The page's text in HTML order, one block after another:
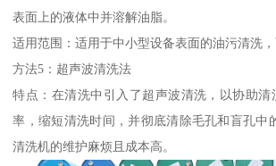
表面上的液体中并溶解油脂。
适用范围：适用于中小型设备表面的油污清洗，
方法5：超声波清洗法
特点：在清洗中引入了超声波清洗，以协助清
率，缩短清洗时间，并彻底清除毛孔和盲孔中
清洗机的维护麻烦且成本高。